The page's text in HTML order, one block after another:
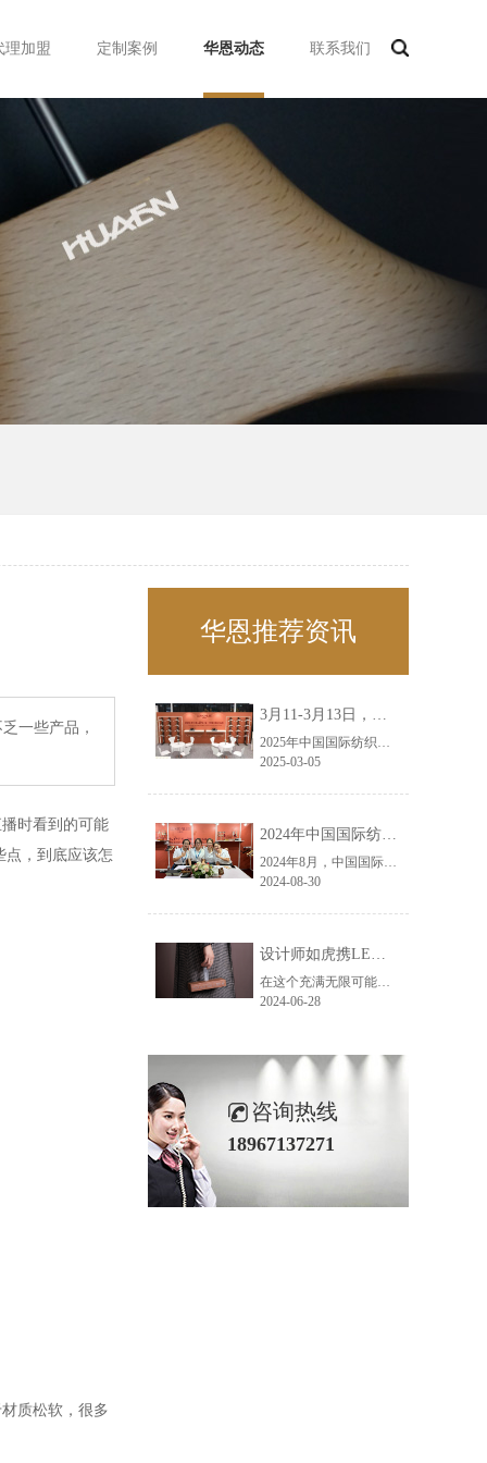
理加盟 定制案例 华恩动态 联系我们
一些产品，
时看到的可能
点，到底应该怎
质松软，很多
华恩推荐资讯
3月11-3月13日，华恩诚邀您共赴上海面辅料春夏展——华恩
2025年中国国际纺织面料及辅料（春夏）博览会即将盛大开启！感谢您对华恩品牌的关注！3.11-3.13，杭州华恩（LEMONLEE）诚邀您共赴这场春日的宴会！
2025-03-05
2024年中国国际纺织面料及辅料（秋冬）博览会完美收官！——华恩
2024年8月，中国国际纺织面料及辅料（秋冬）博览会完美收官！作为一家拥有30年历史的专业衣架制造商，我们非常荣幸能够参与这一盛会，并在此期间与众多客户进行了广泛而深入的交流。
2024-08-30
设计师如虎携LEMONLEE红雪松礼盒荣获第六届未来·已来香港新锐当代设计奖铜奖
在这个充满无限可能的2024年夏季，LEMONLEE品牌设计师如虎以其非凡的创意与对自然的深刻理解，精心打造的红雪松木球礼盒，在“2024未来·已来——第六届香港新锐当代设计奖”中摘得铜奖。这不仅是对设计师如虎原创设计能力的嘉奖，更是对LEMONLEE品牌的高度认可。
2024-06-28
咨询热线
18967137271